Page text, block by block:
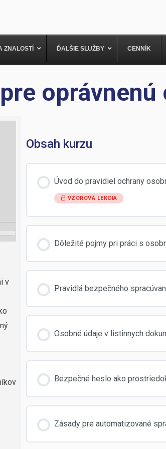
ZNALOSTÍ ĎALŠIE SLUŽBY CENNÍK
oprávnenú
v
Obsah kurzu
Úvod do pravidiel ochrany
VZOROVÁ LEKCIA
Dôležité pojmy pri práci s
Pravidlá bezpečného
Osobné údaje v listinnych
Bezpečné heslo ako
Zásady pre automatizované